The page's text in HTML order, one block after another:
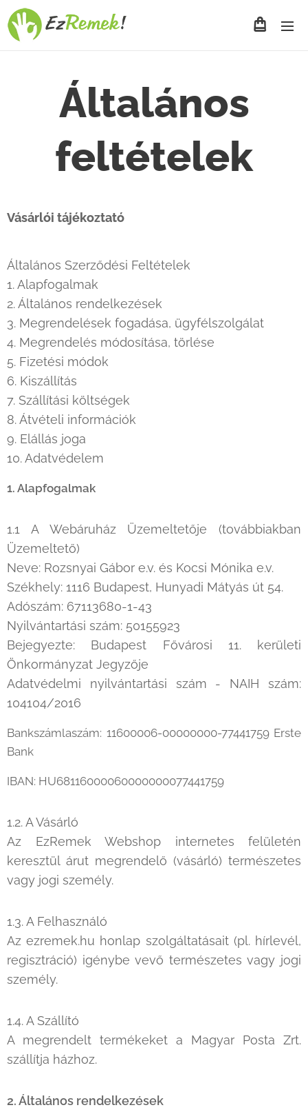
Általános
feltételek
Vásárlói tájékoztató
Általános Szerződési Feltételek
1. Alapfogalmak
2. Általános rendelkezések
3. Megrendelések fogadása, ügyfélszolgálat
4. Megrendelés módosítása, törlése
5. Fizetési módok
6. Kiszállítás
7. Szállítási költségek
8. Átvételi információk
9. Elállás joga
10. Adatvédelem
1. Alapfogalmak
1.1 A Webáruház Üzemeltetője (továbbiakban
Üzemeltető)
Neve: Rozsnyai Gábor e.v. és Kocsi Mónika e.v.
Székhely: 1116 Budapest, Hunyadi Mátyás út 54.
Adószám: 67113680-1-43
Nyilvántartási szám: 50155923
Bejegyezte: Budapest Fővárosi 11. kerületi
Önkormányzat Jegyzője
Adatvédelmi nyilvántartási szám - NAIH szám:
104104/2016
Bankszámlaszám: 11600006-00000000-77441759 Erste
Bank
IBAN: HU68116000060000000077441759
1.2. A Vásárló
Az EzRemek Webshop internetes felületén
keresztül árut megrendelő (vásárló) természetes
vagy jogi személy.
1.3. A Felhasználó
Az ezremek.hu honlap szolgáltatásait (pl. hírlevél,
regisztráció) igénybe vevő természetes vagy jogi
személy.
1.4. A Szállító
A megrendelt termékeket a Magyar Posta Zrt.
szállítja házhoz.
2. Általános rendelkezések